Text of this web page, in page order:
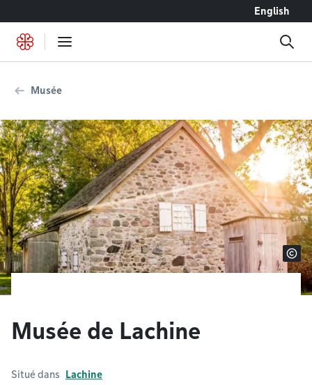
English
Musée
Musée de Lachine
Situé dans Lachine